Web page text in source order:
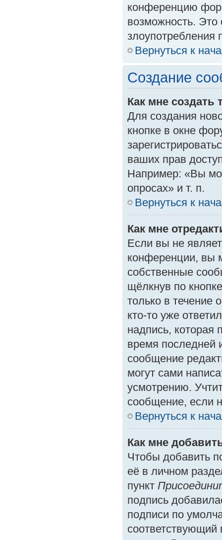
конференцию
возможность. Это
злоупотребления
Вернуться к
Создание
Как мне создать
Для создания
кнопке в окне
ваших прав
Например: «Вы
опросах» и т. п.
Вернуться к
Как мне
Если вы не
конференции, вы
собственные
щёлкнув по
только в течение
кто-то уже
надпись, которая
время последней
сообщение
могут сами
усмотрению.
сообщение, если
Вернуться к
Как мне
Чтобы добавить
её в личном
пункт
подпись
подписи по